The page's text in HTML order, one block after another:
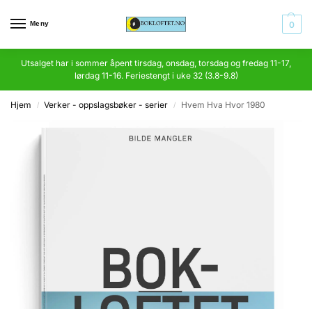
Meny 0
Utsalget har i sommer åpent tirsdag, onsdag, torsdag og fredag 11-17,
lørdag 11-16. Feriestengt i uke 32 (3.8-9.8)
Hjem / Verker - oppslagsbøker - serier / Hvem Hva Hvor 1980